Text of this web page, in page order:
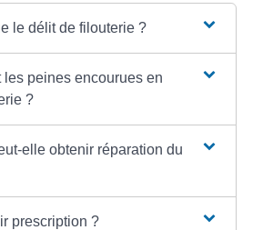
le délit de filouterie ?
les peines encourues en
?
elle obtenir réparation du
prescription ?